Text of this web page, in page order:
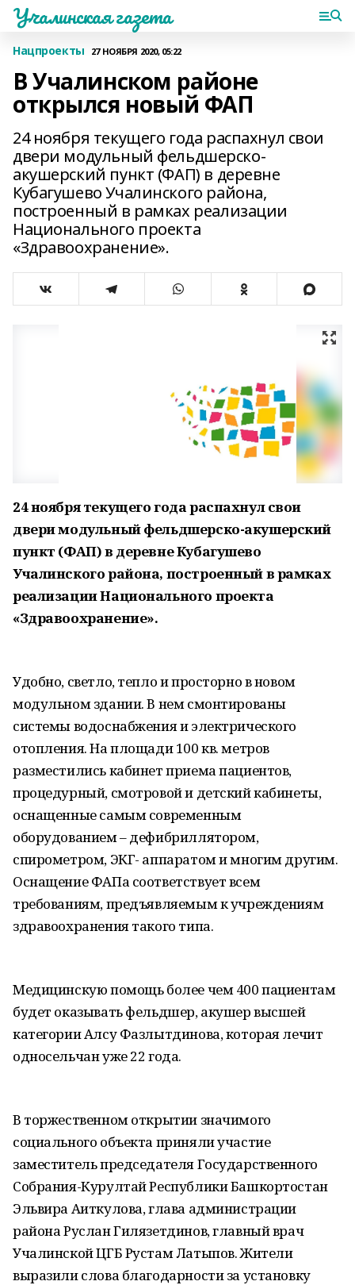
Учалинская газета
Нацпроекты 27 НОЯБРЯ 2020, 05:22
В Учалинском районе
открылся новый ФАП
24 ноября текущего года распахнул свои
двери модульный фельдшерско-
акушерский пункт (ФАП) в деревне
Кубагушево Учалинского района,
построенный в рамках реализации
Национального проекта
«Здравоохранение».
24 ноября текущего года распахнул свои
двери модульный фельдшерско-акушерский
пункт (ФАП) в деревне Кубагушево
Учалинского района, построенный в рамках
реализации Национального проекта
«Здравоохранение».
Удобно, светло, тепло и просторно в новом
модульном здании. В нем смонтированы
системы водоснабжения и электрического
отопления. На площади 100 кв. метров
разместились кабинет приема пациентов,
процедурный, смотровой и детский кабинеты,
оснащенные самым современным
оборудованием – дефибриллятором,
спирометром, ЭКГ- аппаратом и многим другим.
Оснащение ФАПа соответствует всем
требованиям, предъявляемым к учреждениям
здравоохранения такого типа.
Медицинскую помощь более чем 400 пациентам
будет оказывать фельдшер, акушер высшей
категории Алсу Фазлытдинова, которая лечит
односельчан уже 22 года.
В торжественном открытии значимого
социального объекта приняли участие
заместитель председателя Государственного
Собрания-Курултай Республики Башкортостан
Эльвира Аиткулова, глава администрации
района Руслан Гилязетдинов, главный врач
Учалинской ЦГБ Рустам Латыпов. Жители
выразили слова благодарности за установку